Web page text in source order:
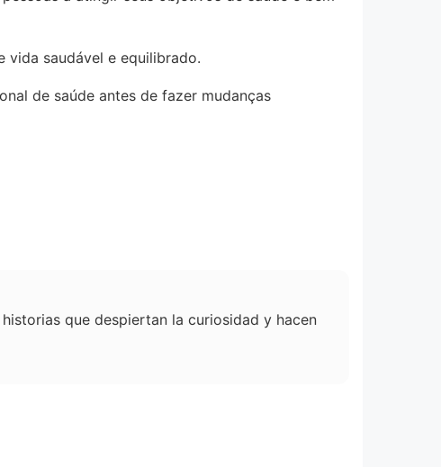
vida saudável e equilibrado.
de saúde antes de fazer mudanças
que despiertan la curiosidad y hacen